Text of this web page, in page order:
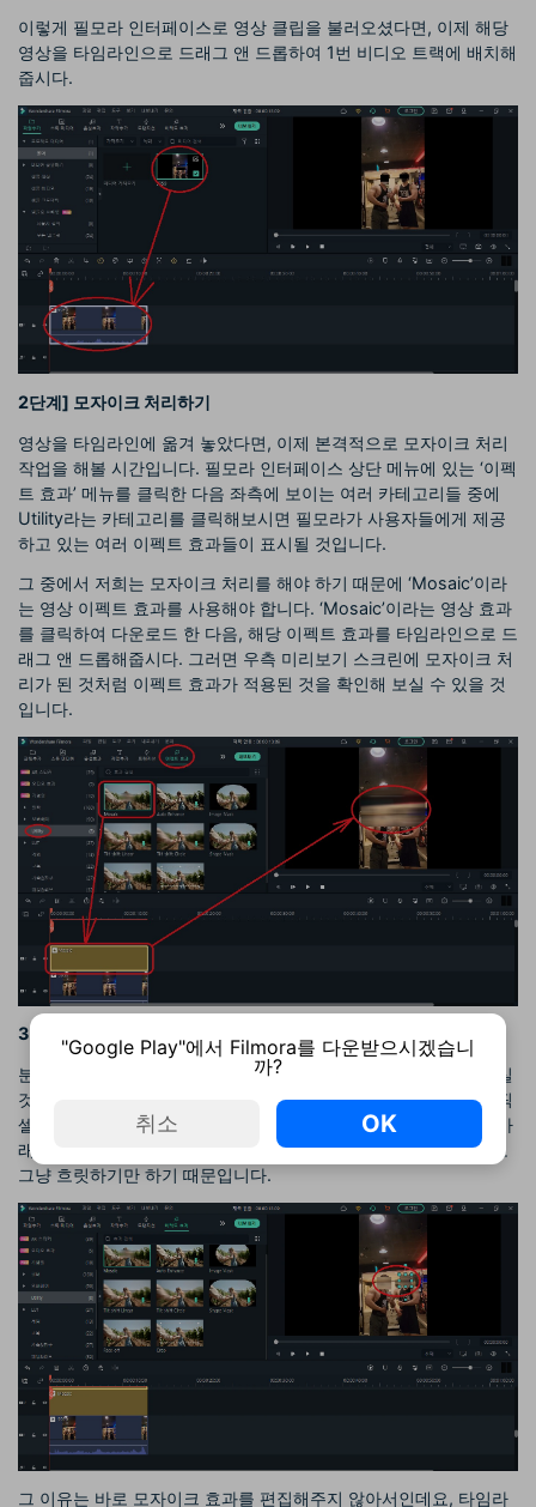
이렇게 필모라 인터페이스로 영상 클립을 불러오셨다면, 이제 해당
영상을 타임라인으로 드래그 앤 드롭하여 1번 비디오 트랙에 배치해
줍시다.
2단계] 모자이크 처리하기
영상을 타임라인에 옮겨 놓았다면, 이제 본격적으로 모자이크 처리
작업을 해볼 시간입니다. 필모라 인터페이스 상단 메뉴에 있는 ‘이펙
트 효과’ 메뉴를 클릭한 다음 좌측에 보이는 여러 카테고리들 중에
Utility라는 카테고리를 클릭해보시면 필모라가 사용자들에게 제공
하고 있는 여러 이펙트 효과들이 표시될 것입니다.
그 중에서 저희는 모자이크 처리를 해야 하기 때문에 ‘Mosaic’이라
는 영상 이펙트 효과를 사용해야 합니다. ‘Mosaic’이라는 영상 효과
를 클릭하여 다운로드 한 다음, 해당 이펙트 효과를 타임라인으로 드
래그 앤 드롭해줍시다. 그러면 우측 미리보기 스크린에 모자이크 처
리가 된 것처럼 이펙트 효과가 적용된 것을 확인해 보실 수 있을 것
입니다.
3
분명히 영상에 모자이크 처리를 했는데도, 뭔가 찜찜한 느낌이 드실
것입니다. 왜냐하면 여러분이 생각한 모자이크 처리는 정말 작은 픽
셀들이 화장실 타일처럼 촘촘히 바둑판 모양처럼 있어야 하는데, 아
래의 사진을 확인해보시면 알 수 있듯이 뭔가 모자이크가 밋밋하고
그냥 흐릿하기만 하기 때문입니다.
그 이유는 바로 모자이크 효과를 편집해주지 않아서인데요, 타임라
"Google Play"에서 Filmora를 다운받으시겠습니
까?
취소 OK